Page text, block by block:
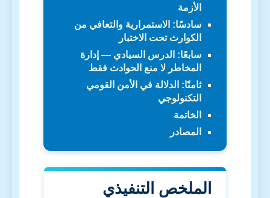
الأزمة
سادسًا: الاستمرارية والتعافي من
الكوارث تحت الاختبار
سابعًا: الدرس السيادي — إدارة
المخاطر لا منع الحوادث فقط
ثامنًا: الدلالة في الأمن القومي
التكنولوجي
الخاتمة
المصادر
الملخص التنفيذي